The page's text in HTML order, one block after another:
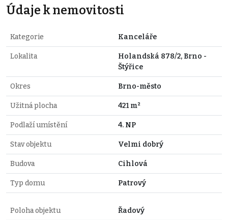
Údaje k nemovitosti
Kategorie Kanceláře
Lokalita
Holandská 878/2, Brno -
Štýřice
Okres Brno-město
Užitná plocha 421 m²
Podlaží umístění 4. NP
Stav objektu Velmi dobrý
Budova Cihlová
Typ domu Patrový
Poloha objektu Řadový